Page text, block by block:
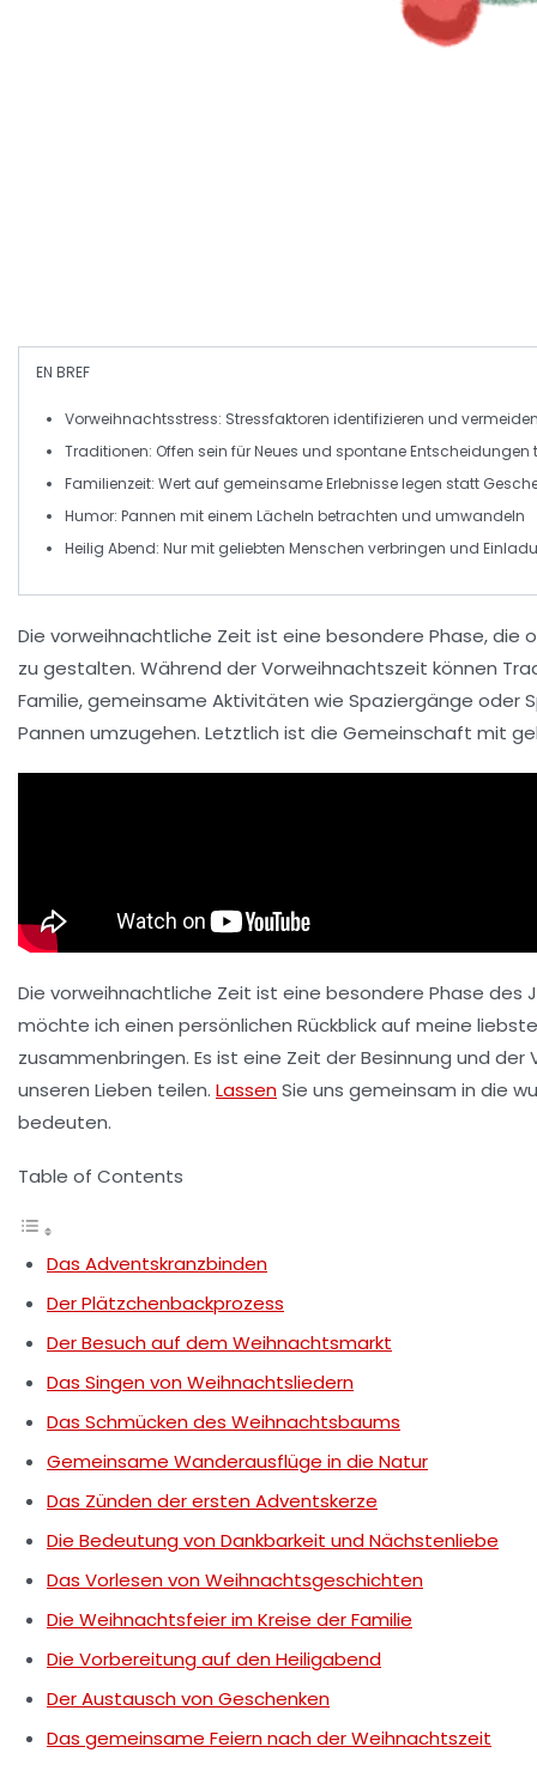
EN BREF
Vorweihnachtsstress: Stressfaktoren identifizieren und
Traditionen: Offen sein für Neues und spontane Entscheidungen
Familienzeit: Wert auf gemeinsame Erlebnisselegen statt
Humor: Pannen mit einem Lächeln betrachten und umwandeln
Heilig Abend: Nur mit geliebten Menschen verbringen und
Die vorweihnachtliche Zeit ist eine besondere Phase, die
zu gestalten. Während der Vorweihnachtszeit können
Familie, gemeinsame Aktivitäten wie Spaziergänge oder
Pannen umzugehen. Letztlich ist die Gemeinschaft mit
Die vorweihnachtliche Zeit ist eine besondere Phase des
möchte ich einen persönlichen Rückblick auf meine
zusammenbringen. Es ist eine Zeit der Besinnung und
unseren Lieben teilen. LassenSie uns gemeinsam in die
bedeuten.
Table of Contents
Das Adventskranzbinden
Der Plätzchenbackprozess
Der Besuch auf dem Weihnachtsmarkt
Das Singen von Weihnachtsliedern
Das Schmücken des Weihnachtsbaums
Gemeinsame Wanderausflüge in die Natur
Das Zünden der ersten Adventskerze
Die Bedeutung von Dankbarkeit und Nächstenliebe
Das Vorlesen von Weihnachtsgeschichten
Die Weihnachtsfeier im Kreise der Familie
Die Vorbereitung auf den Heiligabend
Der Austausch von Geschenken
Das gemeinsame Feiern nach der Weihnachtszeit